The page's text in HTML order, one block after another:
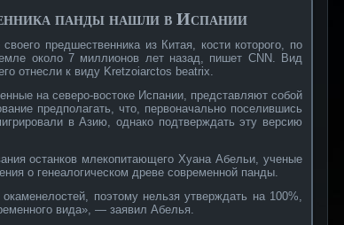
панды нашли в Испании
предшественника из Китая, кости которого, по
около 7 миллионов лет назад, пишет CNN. Вид
отнесли к виду Kretzoiarctos beatrix.
на северо-востоке Испании, представляют собой
предполагать, что, первоначально поселившись
в Азию, однако подтверждать эту версию
останков млекопитающего Хуана Абельи, ученые
о генеалогическом древе современной панды.
поэтому нельзя утверждать на 100%,
вида», — заявил Абелья.